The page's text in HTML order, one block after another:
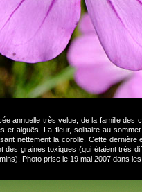
annuelle très velue, de la famille
et aiguës. La fleur, solitaire au
nettement la corolle. Cette
des graines toxiques (qui étaient très
Photo prise le 19 mai 2007 dans